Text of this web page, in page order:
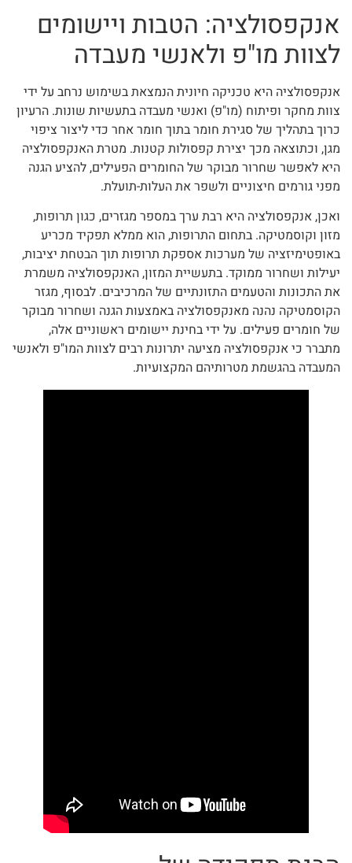
אנקפסולציה: הטבות ויישומים
לצוות מו"פ ולאנשי מעבדה
אנקפסולציה היא טכניקה חיונית הנמצאת בשימוש נרחב על ידי
צוות מחקר ופיתוח (מו"פ) ואנשי מעבדה בתעשיות שונות. הרעיון
כרוך בתהליך של סגירת חומר בתוך חומר אחר כדי ליצור ציפוי
מגן, וכתוצאה מכך יצירת קפסולות קטנות. מטרת האנקפסולציה
היא לאפשר שחרור מבוקר של החומרים הפעילים, להציע הגנה
מפני גורמים חיצוניים ולשפר את העלות-תועלת.
ואכן, אנקפסולציה היא רבת ערך במספר מגזרים, כגון תרופות,
מזון וקוסמטיקה. בתחום התרופות, הוא ממלא תפקיד מכריע
באופטימיזציה של מערכות אספקת תרופות תוך הבטחת יציבות,
יעילות ושחרור ממוקד. בתעשיית המזון, האנקפסולציה משמרת
את התכונות והטעמים התזונתיים של המרכיבים. לבסוף, מגזר
הקוסמטיקה נהנה מאנקפסולציה באמצעות הגנה ושחרור מבוקר
של חומרים פעילים. על ידי בחינת יישומים ראשוניים אלה,
מתברר כי אנקפסולציה מציעה יתרונות רבים לצוות המו"פ ולאנשי
המעבדה בהגשמת מטרותיהם המקצועיות.